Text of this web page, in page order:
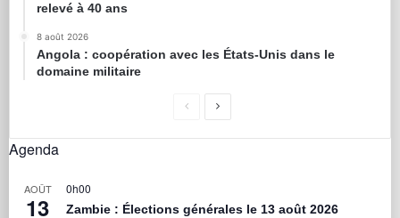
relevé à 40 ans
8 août 2026
Angola : coopération avec les États-Unis dans le
domaine militaire
Agenda
AOÛT
13
0h00
Zambie : Élections générales le 13 août 2026